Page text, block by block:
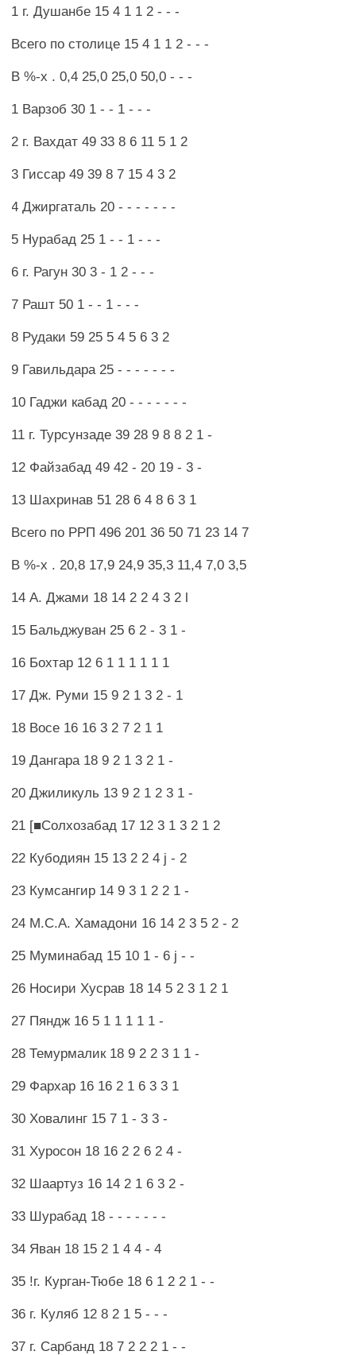
1 г. Душанбе 15 4 1 1 2 - - -
Всего по столице 15 4 1 1 2 - - -
В %-х . 0,4 25,0 25,0 50,0 - - -
1 Варзоб 30 1 - - 1 - - -
2 г. Вахдат 49 33 8 6 11 5 1 2
3 Гиссар 49 39 8 7 15 4 3 2
4 Джиргаталь 20 - - - - - - -
5 Нурабад 25 1 - - 1 - - -
6 г. Рагун 30 3 - 1 2 - - -
7 Рашт 50 1 - - 1 - - -
8 Рудаки 59 25 5 4 5 6 3 2
9 Гавильдара 25 - - - - - - -
10 Гаджи кабад 20 - - - - - - -
11 г. Турсунзаде 39 28 9 8 8 2 1 -
12 Файзабад 49 42 - 20 19 - 3 -
13 Шахринав 51 28 6 4 8 6 3 1
Всего по РРП 496 201 36 50 71 23 14 7
В %-х . 20,8 17,9 24,9 35,3 11,4 7,0 3,5
14 А. Джами 18 14 2 2 4 3 2 l
15 Бальджуван 25 6 2 - 3 1 -
16 Бохтар 12 6 1 1 1 1 1 1
17 Дж. Руми 15 9 2 1 3 2 - 1
18 Восе 16 16 3 2 7 2 1 1
19 Дангара 18 9 2 1 3 2 1 -
20 Джиликуль 13 9 2 1 2 3 1 -
21 [■Солхозабад 17 12 3 1 3 2 1 2
22 Кубодиян 15 13 2 2 4 j - 2
23 Кумсангир 14 9 3 1 2 2 1 -
24 М.С.А. Хамадони 16 14 2 3 5 2 - 2
25 Муминабад 15 10 1 - 6 j - -
26 Носири Хусрав 18 14 5 2 3 1 2 1
27 Пяндж 16 5 1 1 1 1 1 -
28 Темурмалик 18 9 2 2 3 1 1 -
29 Фархар 16 16 2 1 6 3 3 1
30 Ховалинг 15 7 1 - 3 3 -
31 Хуросон 18 16 2 2 6 2 4 -
32 Шаартуз 16 14 2 1 6 3 2 -
33 Шурабад 18 - - - - - - -
34 Яван 18 15 2 1 4 4 - 4
35 !г. Курган-Тюбе 18 6 1 2 2 1 - -
36 г. Куляб 12 8 2 1 5 - - -
37 г. Сарбанд 18 7 2 2 2 1 - -